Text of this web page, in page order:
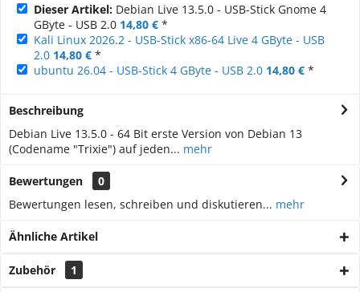
Dieser Artikel: Debian Live 13.5.0 - USB-Stick Gnome 4
GByte - USB 2.0 14,80 € *
Kali Linux 2026.2 - USB-Stick x86-64 Live 4 GByte - USB
2.0 14,80 € *
ubuntu 26.04 - USB-Stick 4 GByte - USB 2.0 14,80 € *
Beschreibung
Debian Live 13.5.0 - 64 Bit erste Version von Debian 13
(Codename "Trixie") auf jeden... mehr
Bewertungen
0
Bewertungen lesen, schreiben und diskutieren... mehr
Ähnliche Artikel
Zubehör 1